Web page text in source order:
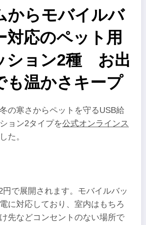
からモバイルバ
対応のペット用
ション2種 お出
も温かさキープ
の寒さからペットを守るUSB給
ョン2タイプを公式オンラインス
た。
円で展開されます。モバイルバッ
に対応しており、室内はもちろ
先などコンセントのない場所で